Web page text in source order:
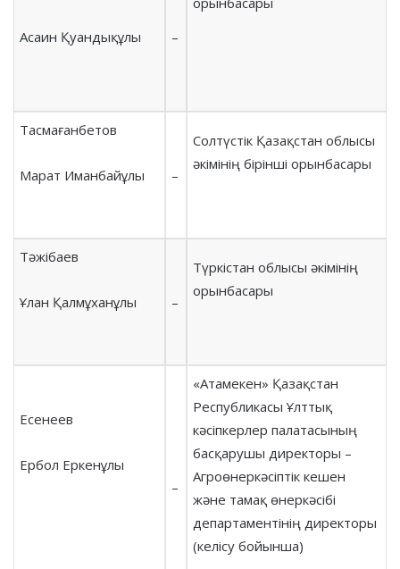
Асаин Қуандықұлы –
Тасмағанбетов
Марат Иманбайұлы –
Солтүстік Қазақстан облысы
әкімінің бірінші орынбасары
Тәжібаев
Ұлан Қалмұханұлы –
Түркістан облысы әкімінің
орынбасары
Есенеев
Ербол Еркенұлы
–
«Атамекен» Қазақстан
Республикасы Ұлттық
кәсіпкерлер палатасының
басқарушы директоры –
Агроөнеркәсіптік кешен
және тамақ өнеркәсібі
департаментінің директоры
(келісу бойынша)